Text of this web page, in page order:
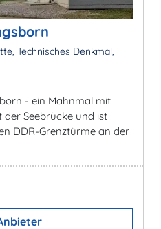
Technisches Denkmal,
- ein Mahnmal mit
Seebrücke und ist
DDR-Grenztürme an der